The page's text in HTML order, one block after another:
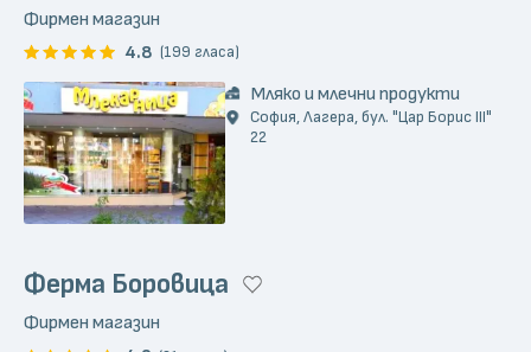
Фирмен магазин
4.8 (199 гласа)
Мляко и млечни продукти
София, Лагера, бул. "Цар Борис III"
22
Ферма Боровица
Фирмен магазин